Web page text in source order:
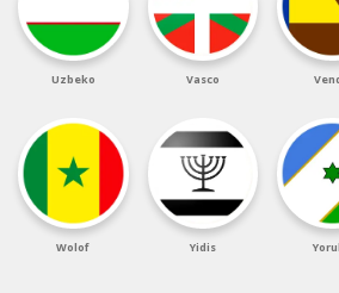
Uzbeko Vasco
Wolof Yidis